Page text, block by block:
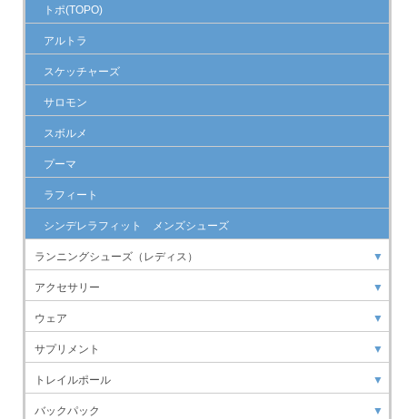
トポ(TOPO)
アルトラ
スケッチャーズ
サロモン
スボルメ
プーマ
ラフィート
シンデレラフィット メンズシューズ
ランニングシューズ（レディス） ▼
アクセサリー ▼
ウェア ▼
サプリメント ▼
トレイルポール ▼
バックパック ▼